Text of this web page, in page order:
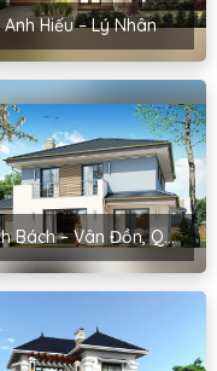
Anh Hiếu – Lý Nhân
Anh Bách – Vân Đồn, Quảng Ninh